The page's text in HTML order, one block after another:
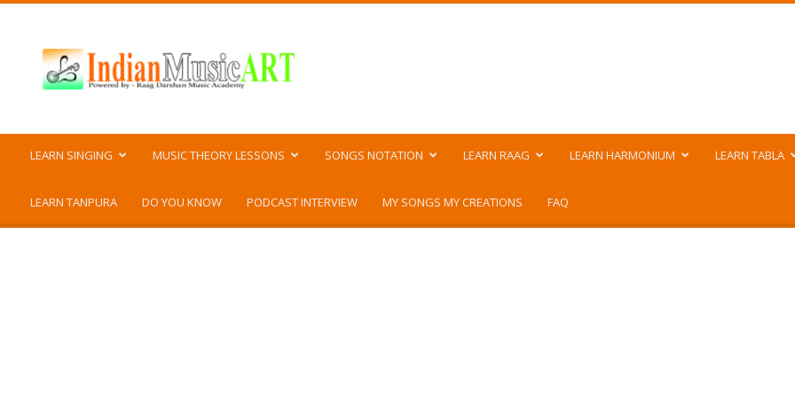
Music
ART
LEARN SINGING MUSIC THEORY LESSONS SONGS NOTATION LEARN RAAG LEARN HARMONIUM LEARN TABLA
LEARN TANPURA DO YOU KNOW PODCAST INTERVIEW MY SONGS MY CREATIONS FAQ